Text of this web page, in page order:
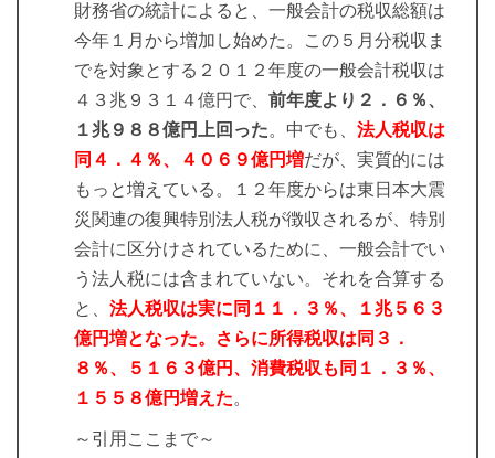
財務省の統計によると、一般会計の税収総額は
今年１月から増加し始めた。この５月分税収ま
でを対象とする２０１２年度の一般会計税収は
４３兆９３１４億円で、 前年度より２．６％、
１兆９８８億円上回った。中でも、 法人税収は
同４．４％、４０６９億円増だが、実質的には
もっと増えている。１２年度からは東日本大震
災関連の復興特別法人税が徴収されるが、特別
会計に区分けされているために、一般会計でい
う法人税には含まれていない。それを合算する
と、 法人税収は実に同１１．３％、１兆５６３
億円増となった。さらに所得税収は同３．
８％、５１６３億円、消費税収も同１．３％、
１５５８億円増えた。
～引用ここまで～